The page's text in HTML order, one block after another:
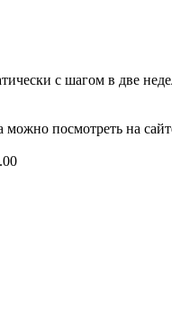
с шагом в две
посмотреть на